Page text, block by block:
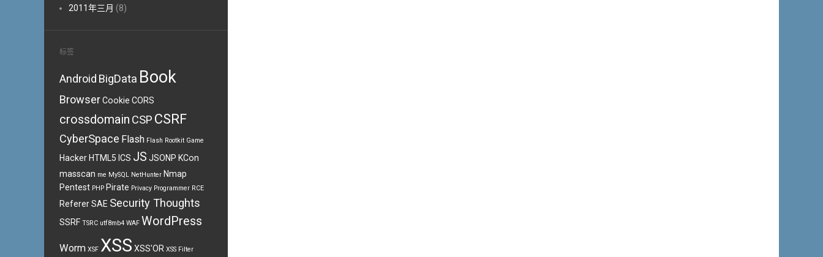
2011年三月 (8)
标签
Android BigData Book
BrowserCookie CORS
crossdomain CSP CSRF
CyberSpace Flash Flash Rootkit Game
Hacker HTML5 ICS JS JSONP KCon
masscan me MySQL NetHunter Nmap
Pentest PHP Pirate Privacy Programmer RCE
RefererSAE Security Thoughts
SSRF TSRC utf8mb4 WAF WordPress
Worm XSF XSS XSS'OR XSS Filter